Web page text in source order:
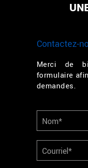
Contactez-
Merci de
formulaire
demandes.